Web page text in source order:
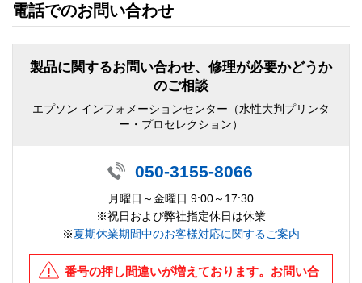
電話でのお問い合わせ
製品に関するお問い合わせ、修理が必要かどうか
のご相談
エプソン インフォメーションセンター（水性大判プリンタ
ー・プロセレクション）
050-3155-8066
月曜日～金曜日 9:00～17:30
※祝日および弊社指定休日は休業
※夏期休業期間中のお客様対応に関するご案内
番号の押し間違いが増えております。お問い合